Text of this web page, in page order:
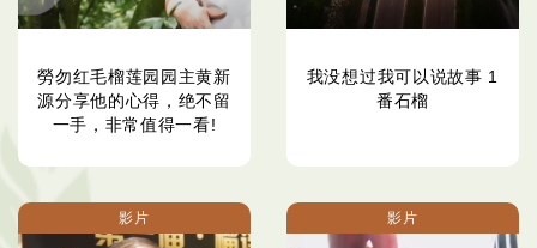
勞勿红毛榴莲园园主黄新
源分享他的心得，绝不留
一手，非常值得一看!
我没想过我可以说故事 1
番石榴
影片 影片